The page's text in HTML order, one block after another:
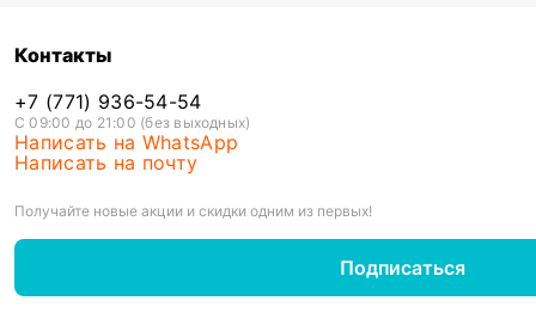
меньше по размеру, лучший термопот с более
кулера для бутилированной воды с
Ищите функции безопасности детей Если дома
детей. Кипяток сильно ошпаривает кожу,
поранятся из-за доступности установки. Важна
использования, чистки, самостоятельного
нашего желания. Таким образом, лучшим
надежный экземпляр, простой при разборке,
Контакты
+7 (771) 936-54-54
С 09:00 до 21:00 (без выходных)
Написать на WhatsApp
Написать на почту
Получайте новые акции и скидки одним из первых!
Подписаться